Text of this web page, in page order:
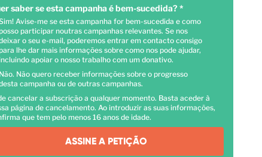
saber se esta campanha é bem-sucedida? *
Avise-me se esta campanha for bem-sucedida e como
participar noutras campanhas relevantes. Se nos
o seu e-mail, poderemos entrar em contacto consigo
lhe dar mais informações sobre como nos pode ajudar,
apoiar o nosso trabalho com um donativo.
Não quero receber informações sobre o progresso
campanha ou de outras campanhas.
cancelar a subscrição a qualquer momento. Basta aceder à
página de cancelamento. Ao introduzir as suas informações,
que tem pelo menos 16 anos de idade.
ASSINE A PETIÇÃO